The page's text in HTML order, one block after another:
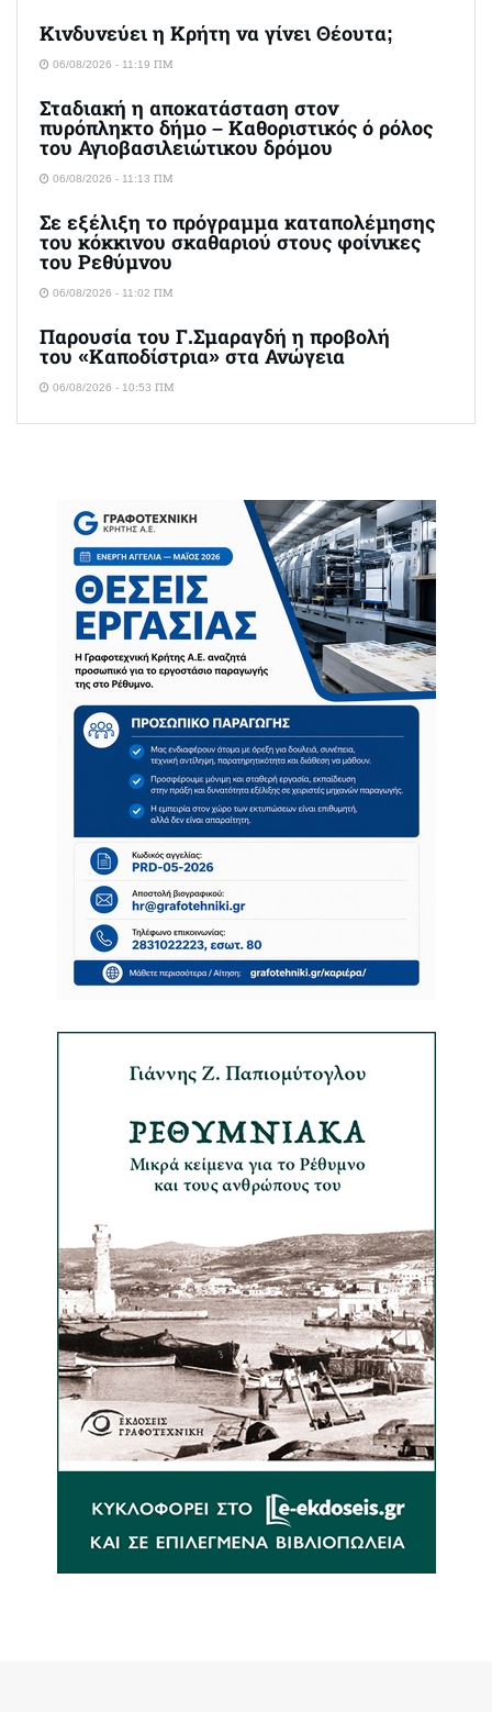
Κινδυνεύει η Κρήτη να γίνει Θέουτα;
06/08/2026 - 11:19 ΠΜ
Σταδιακή η αποκατάσταση στον
πυρόπληκτο δήμο – Καθοριστικός ό ρόλος
του Αγιοβασιλειώτικου δρόμου
06/08/2026 - 11:13 ΠΜ
Σε εξέλιξη το πρόγραμμα καταπολέμησης
του κόκκινου σκαθαριού στους φοίνικες
του Ρεθύμνου
06/08/2026 - 11:02 ΠΜ
Παρουσία του Γ.Σμαραγδή η προβολή
του «Καποδίστρια» στα Ανώγεια
06/08/2026 - 10:53 ΠΜ